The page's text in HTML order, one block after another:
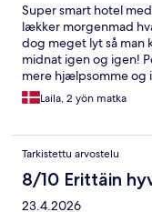
Super smart hotel
lækker morgenmad
dog meget lyt så man
midnat igen og igen!
mere hjælpsomme og
morgenmad og ikke så
Laila, 2 yön matka
Tarkistettu arvostelu
8/10 Erittäin
23.4.2026